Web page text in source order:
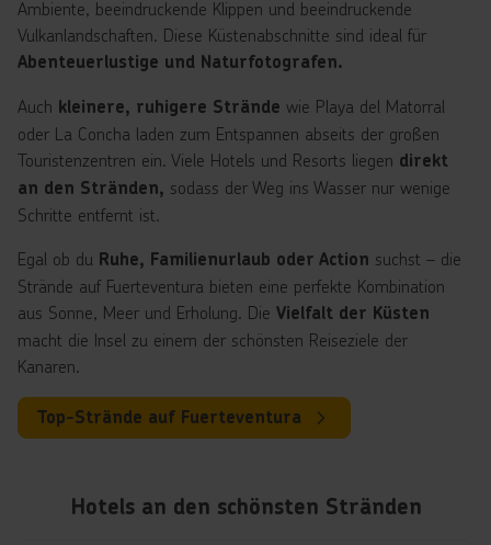
Ambiente, beeindruckende Klippen und beeindruckende
Vulkanlandschaften. Diese Küstenabschnitte sind ideal für
Abenteuerlustige und Naturfotografen.
Auch kleinere, ruhigere Strände wie Playa del Matorral
oder La Concha laden zum Entspannen abseits der großen
Touristenzentren ein. Viele Hotels und Resorts liegen direkt
an den Stränden, sodass der Weg ins Wasser nur wenige
Schritte entfernt ist.
Egal ob du Ruhe, Familienurlaub oder Action suchst – die
Strände auf Fuerteventura bieten eine perfekte Kombination
aus Sonne, Meer und Erholung. Die Vielfalt der Küsten
macht die Insel zu einem der schönsten Reiseziele der
Kanaren.
Top-Strände auf Fuerteventura
Hotels an den schönsten Stränden